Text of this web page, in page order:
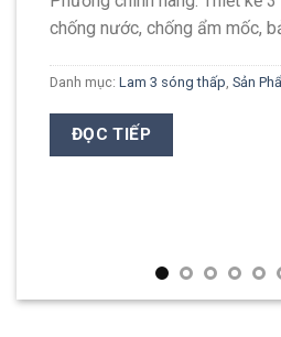
chống nước, chống ẩm mốc,
Danh mục: Lam 3 sóng thấp Sản
ĐỌC TIẾP